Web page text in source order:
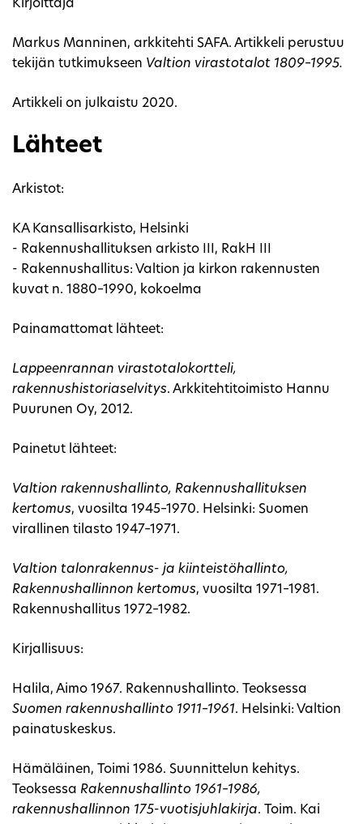
Kirjoittaja
Markus Manninen, arkkitehti SAFA. Artikkeli perustuu
tekijän tutkimukseen Valtion virastotalot 1809–1995.
Artikkeli on julkaistu 2020.
Lähteet
Arkistot:
KA Kansallisarkisto, Helsinki
- Rakennushallituksen arkisto III, RakH III
- Rakennushallitus: Valtion ja kirkon rakennusten
kuvat n. 1880–1990, kokoelma
Painamattomat lähteet:
Lappeenrannan virastotalokortteli,
rakennushistoriaselvitys. Arkkitehtitoimisto Hannu
Puurunen Oy, 2012.
Painetut lähteet:
Valtion rakennushallinto, Rakennushallituksen
kertomus, vuosilta 1945–1970. Helsinki: Suomen
virallinen tilasto 1947–1971.
Valtion talonrakennus- ja kiinteistöhallinto,
Rakennushallinnon kertomus, vuosilta 1971–1981.
Rakennushallitus 1972–1982.
Kirjallisuus:
Halila, Aimo 1967. Rakennushallinto. Teoksessa
Suomen rakennushallinto 1911–1961. Helsinki: Valtion
painatuskeskus.
Hämäläinen, Toimi 1986. Suunnittelun kehitys.
Teoksessa Rakennushallinto 1961–1986,
rakennushallinnon 175-vuotisjuhlakirja. Toim. Kai